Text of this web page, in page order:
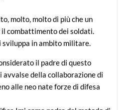
molto, molto di più che un
combattimento dei soldati.
sviluppa in ambito militare.
il padre di questo
avvalse della collaborazione di
alle neo nate forze di difesa